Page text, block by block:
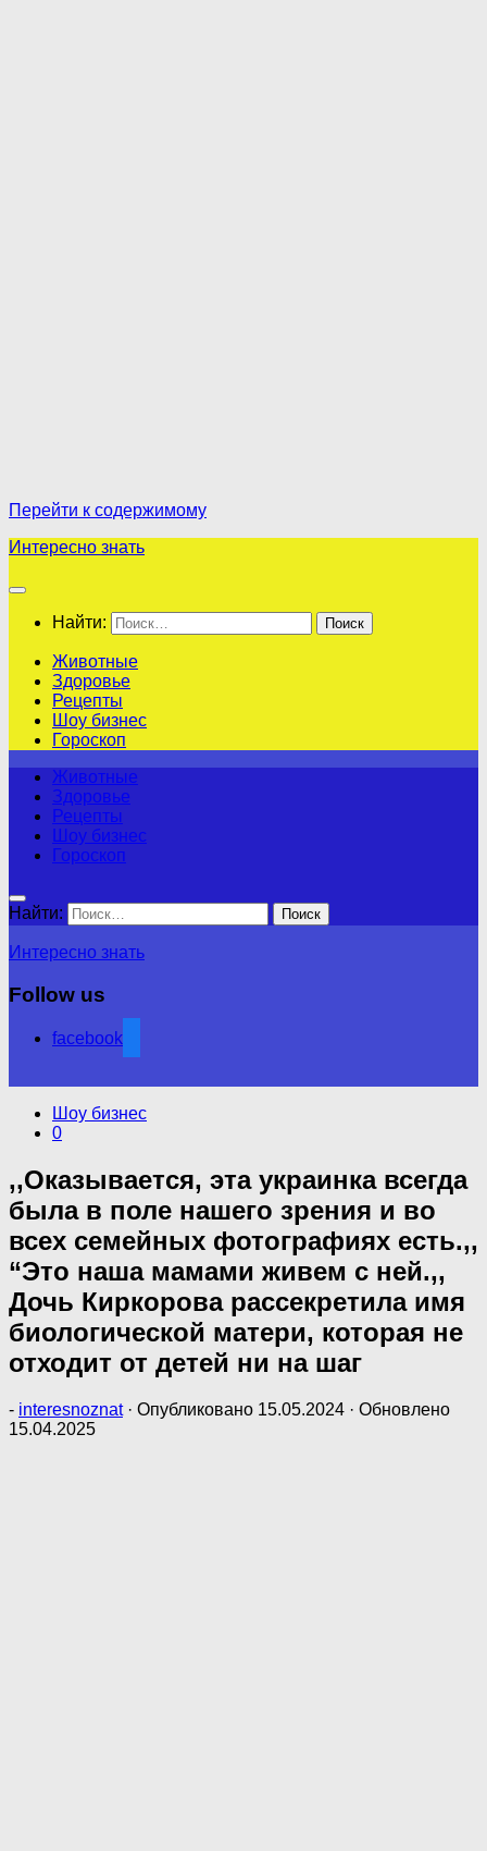
Перейти к содержимому
Интересно знать
Найти:
Животные
Здоровье
Рецепты
Шоу бизнес
Гороскоп
Животные
Здоровье
Рецепты
Шоу бизнес
Гороскоп
Найти:
Интересно знать
Follow us
facebook
Шоу бизнес
0
,,Оказывается, эта украинка всегда
была в поле нашего зрения и во
всех семейных фотографиях есть.,,
“Это наша мамами живем с ней.,,
Дочь Киркорова рассекретила имя
биологической матери, которая не
отходит от детей ни на шаг
- interesnoznat · Опубликовано 15.05.2024 · Обновлено
15.04.2025